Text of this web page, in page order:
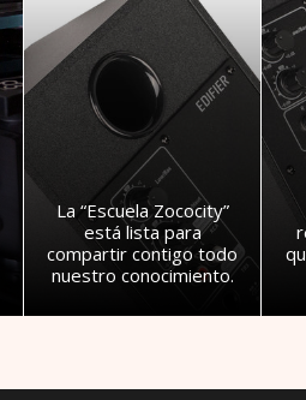
La “Escuela Zococity”
está lista para
compartir contigo todo
nuestro conocimiento.